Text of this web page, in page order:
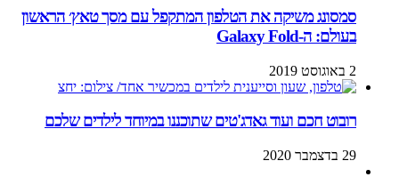
סמסונג משיקה את הטלפון המתקפל עם מסך טאץ׳ הראשון
בעולם: ה-Galaxy Fold
2 באוגוסט 2019
רובוט חכם ועוד גאדג'טים שתוכננו במיוחד לילדים שלכם
29 בדצמבר 2020